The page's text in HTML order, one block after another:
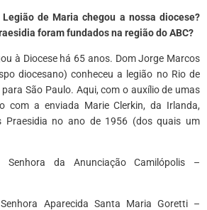
de Maria chegou a nossa diocese?
foram fundados na região do ABC?
à Diocese há 65 anos. Dom Jorge Marcos
diocesano) conheceu a legião no Rio de
São Paulo. Aqui, com o auxílio de umas
com a enviada Marie Clerkin, da Irlanda,
Praesidia no ano de 1956 (dos quais um
Senhora da Anunciação Camilópolis –
Aparecida Santa Maria Goretti –